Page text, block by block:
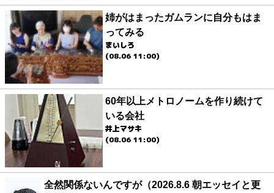
姉がはまったガムランに自分もはま
ってみる
まいしろ
(08.06 11:00)
60年以上メトロノームを作り続けて
いる会社
井上マサキ
(08.06 11:00)
全然関係ないんですが（2026.8.6 朝エッセイと更